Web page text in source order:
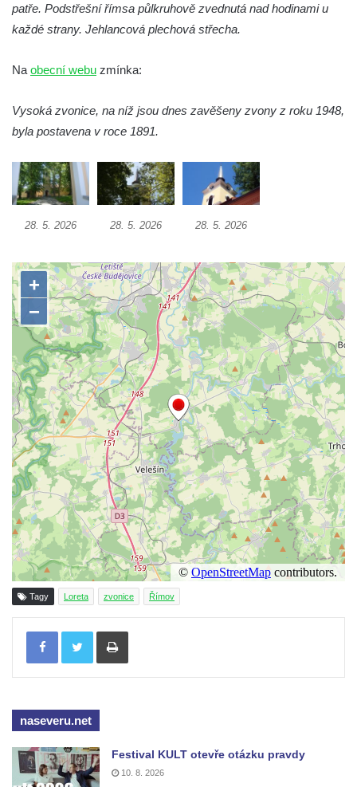
Zvonice na fontáně v atriu magistrátu v Ústí
nad Labem
Zvonice na Dědkově odpočinku u Naděje
Kamenná zvonice na zahradě domu ev.č.
54 v Jiřetíně pod Jedlovou
Zvonice v Pytlíkově
Novosedlicích
Zvonice Svaté rodiny v Přítkově
Zvonice u kostela Nanebevzetí Panny
Marie v Krupce
Zvonice u kostela svaté Kateřiny
Alexandrijské severně od Libotenic
Zvonice u kostela svatého Mikuláše v
Lounkách
Zvonice na břehu Ohře v Košticích
Husova zvonice na Tyršově náměstí v
Lenešicích
Zvonice u kostela Narození svatého Jana
Křtitele na hřbitově v Zeměchách
Zvonice u mostu přes Lužničku v Dolním
Podluží
Zvonička u polní cesty pod Pastevním
vrchem u Růžové
Velká zvonice v Rakovníku
Zvonice v Tupadlech
Zvonice v Chrastné
Zvonice u kostela svatých Petra a Pavla v
patře. Podstřešní římsa půlkruhově zvednutá nad hodinami u
každé strany. Jehlancová plechová střecha.
Na obecní webu zmínka:
Vysoká zvonice, na níž jsou dnes zavěšeny zvony z roku 1948,
byla postavena v roce 1891.
28. 5. 2026 28. 5. 2026 28. 5. 2026
Tagy Loreta zvonice Římov
Tisknout
naseveru.net
Festival KULT otevře otázku pravdy
10. 8. 2026